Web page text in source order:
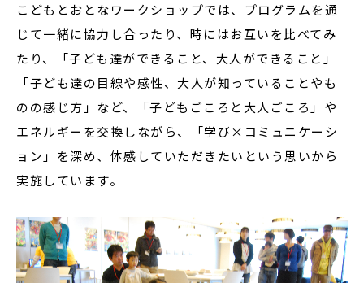
こどもとおとなワークショップでは、プログラムを通
じて一緒に協力し合ったり、時にはお互いを比べてみ
たり、「子ども達ができること、大人ができること」
「子ども達の目線や感性、大人が知っていることやも
のの感じ方」など、「子どもごころと大人ごころ」や
エネルギーを交換しながら、「学び×コミュニケーシ
ョン」を深め、体感していただきたいという思いから
実施しています。